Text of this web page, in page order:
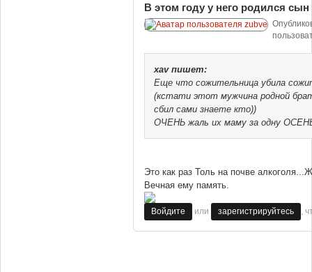
В этом году у него родился сын
xavпишет:
Еще что сожительница убила
(кстати этот мужчина родной
сбил сами знаете кто))
ОЧЕНЬ жаль их маму за одну
Это как раз Толь на почве
Вечная ему память.
Войдите или зарегистрируйтесь ,